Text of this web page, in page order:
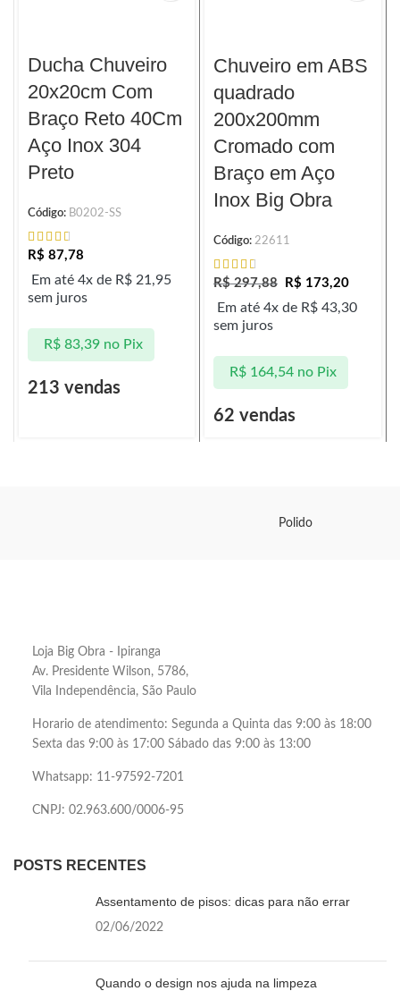
Ducha Chuveiro
20x20cm Com
Braço Reto 40Cm
Aço Inox 304
Preto
Código: B0202-SS
R$ 87,78
Em até 4x de R$ 21,95
sem juros
R$83,39 no Pix
213 vendas
Chuveiro em ABS
quadrado
200x200mm
Cromado com
Braço em Aço
Inox Big Obra
Código: 22611
R$297,88 R$ 173,20
Em até 4x de R$ 43,30
sem juros
R$164,54 no Pix
62 vendas
Polido
Loja Big Obra - Ipiranga
Av. Presidente Wilson, 5786,
Vila Independência, São Paulo
Horario de atendimento: Segunda a Quinta das 9:00 às 18:00
Sexta das 9:00 às 17:00 Sábado das 9:00 às 13:00
Whatsapp: 11-97592-7201
CNPJ: 02.963.600/0006-95
POSTS RECENTES
Assentamento de pisos: dicas para não errar
02/06/2022
Quando o design nos ajuda na limpeza